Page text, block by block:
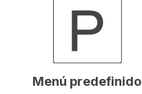
Menú predefinido